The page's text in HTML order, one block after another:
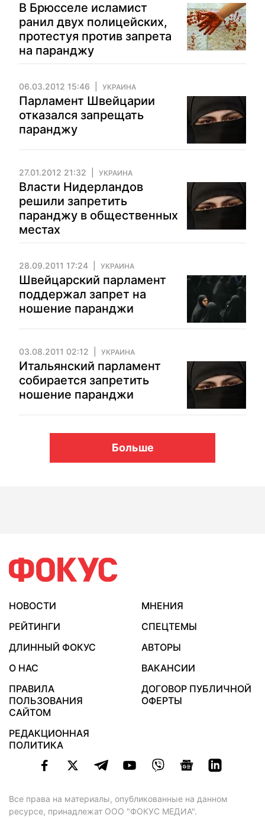
В Брюсселе исламист
ранил двух полицейских,
протестуя против запрета
на паранджу
06.03.2012 15:46 УКРАИНА
Парламент Швейцарии
отказался запрещать
паранджу
27.01.2012 21:32 УКРАИНА
Власти Нидерландов
решили запретить
паранджу в общественных
местах
28.09.2011 17:24 УКРАИНА
Швейцарский парламент
поддержал запрет на
ношение паранджи
03.08.2011 02:12 УКРАИНА
Итальянский парламент
собирается запретить
ношение паранджи
Больше
НОВОСТИ
МНЕНИЯ
РЕЙТИНГИ
СПЕЦТЕМЫ
ДЛИННЫЙ ФОКУС
АВТОРЫ
О НАС
ВАКАНСИИ
ПРАВИЛА
ПОЛЬЗОВАНИЯ
САЙТОМ
ДОГОВОР ПУБЛИЧНОЙ
ОФЕРТЫ
РЕДАКЦИОННАЯ
ПОЛИТИКА
Все права на материалы, опубликованные на данном
ресурсе, принадлежат ООО "ФОКУС МЕДИА".